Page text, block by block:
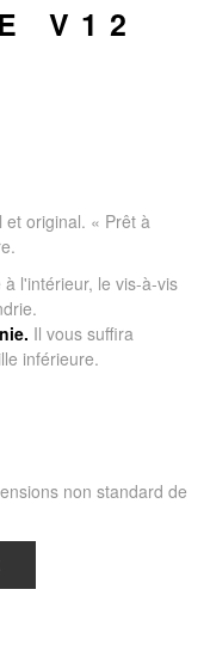
V12
original. « Prêt à
l'intérieur, le vis-à-vis
Il vous suffira
inférieure.
non standard de